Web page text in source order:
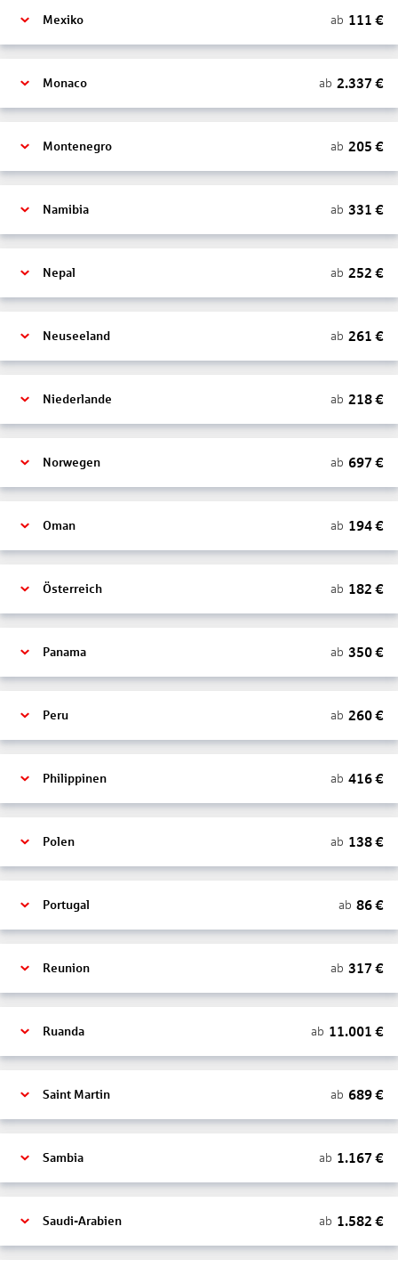
Mexiko ab 111 €
Monaco ab 2.337 €
Montenegro ab 205 €
Namibia ab 331 €
Nepal ab 252 €
Neuseeland ab 261 €
Niederlande ab 218€
Norwegen ab 697 €
Oman ab 194€
Österreich ab 182 €
Panama ab 350€
Peru ab 260€
Philippinen ab 416€
Polen ab 138€
Portugal ab 86€
Reunion ab 317 €
Ruanda ab 11.001 €
Saint Martin ab 689€
Sambia ab 1.167 €
Saudi-Arabien ab 1.582 €